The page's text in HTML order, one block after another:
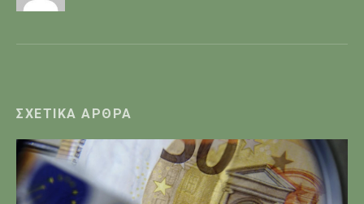
ΣΧΕΤΙΚΆ ΆΡΘΡΑ